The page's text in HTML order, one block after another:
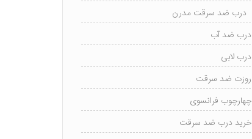
درب ضد سرقت مدرن
درب ضد آب
درب لابی
روزت ضد سرقت
چهارچوب فرانسوی
خرید درب ضد سرقت